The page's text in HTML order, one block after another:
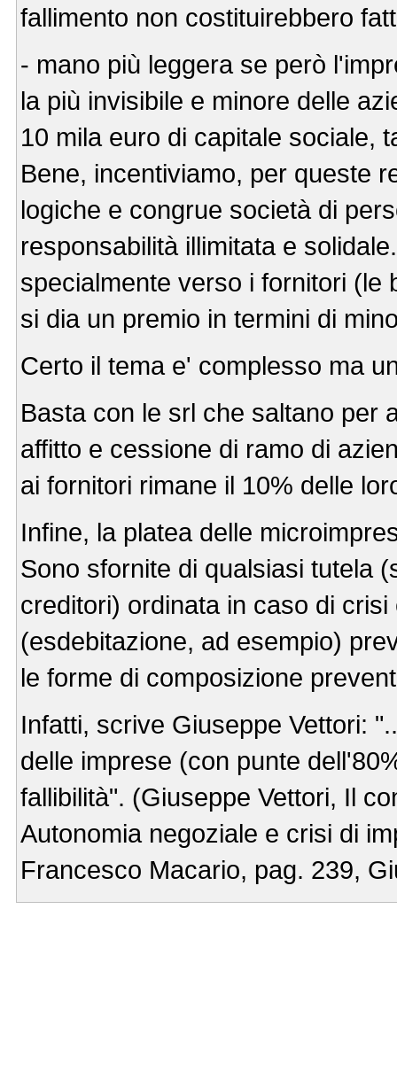
fallimento non costituirebbero
- mano più leggera se però
la più invisibile e minore delle
10 mila euro di capitale sociale,
Bene, incentiviamo, per queste
logiche e congrue società di
responsabilità illimitata e
specialmente verso i fornitori (le
si dia un premio in termini di
Certo il tema e' complesso ma
Basta con le srl che saltano per
affitto e cessione di ramo di
ai fornitori rimane il 10% delle
Infine, la platea delle
Sono sfornite di qualsiasi tutela
creditori) ordinata in caso di
(esdebitazione, ad esempio)
le forme di composizione
Infatti, scrive Giuseppe Vettori:
delle imprese (con punte
fallibilità". (Giuseppe Vettori, Il
Autonomia negoziale e crisi di
Francesco Macario, pag. 239,